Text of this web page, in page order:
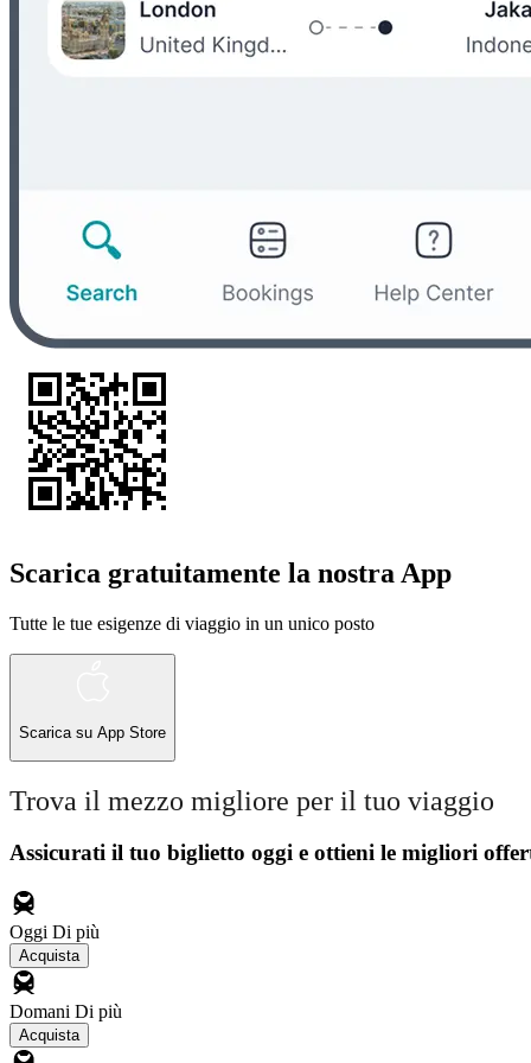
Scarica gratuitamente la nostra App
Tutte le tue esigenze di viaggio in un unico posto
Scarica su App Store
Trova il mezzo migliore per il tuo viaggio
Assicurati il ​​tuo biglietto oggi e ottieni le migliori
Oggi Di più
Acquista
Domani Di più
Acquista